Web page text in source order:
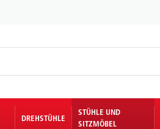
DREHSTÜHLE
STÜHLE UND
SITZMÖBEL